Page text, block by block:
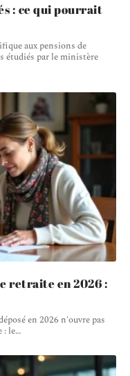
: ce qui pourrait
aux pensions de
étudiés par le ministère
retraite en 2026 :
en 2026 n'ouvre pas
: le…